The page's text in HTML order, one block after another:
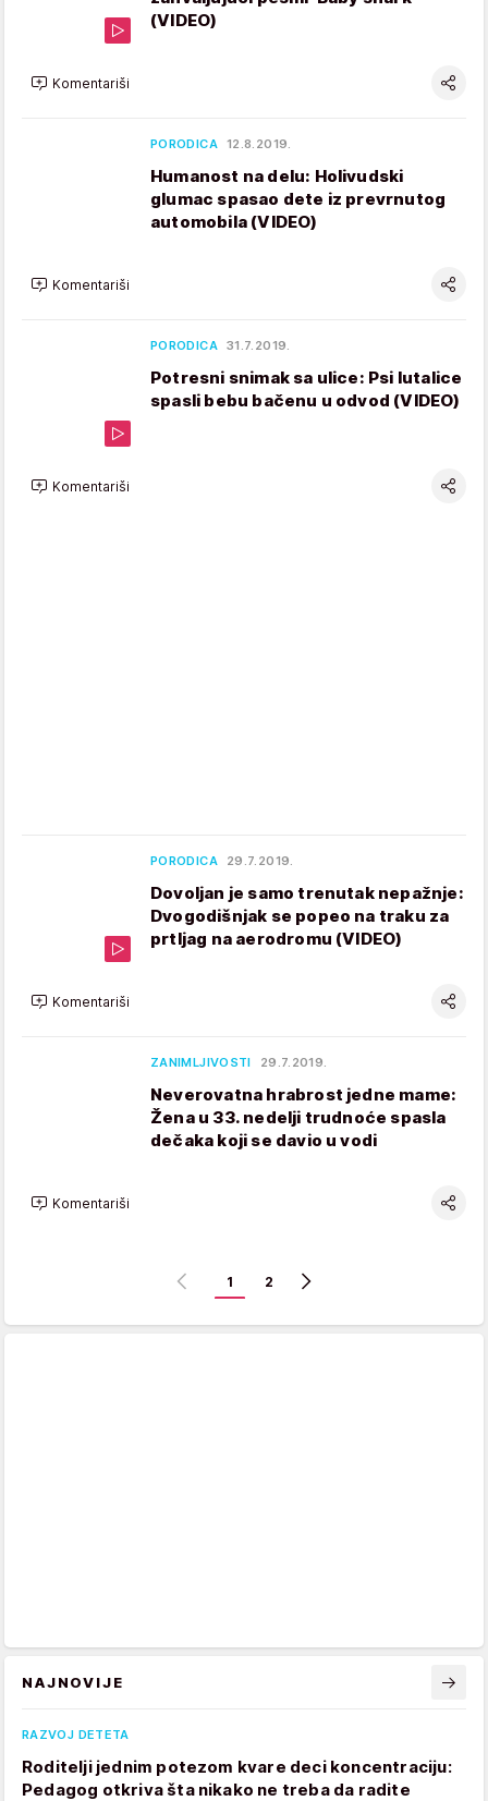
(VIDEO)
Komentariši
PORODICA 12.8.2019.
Humanost na delu: Holivudski
glumac spasao dete iz prevrnutog
automobila (VIDEO)
Komentariši
PORODICA 31.7.2019.
Potresni snimak sa ulice: Psi lutalice
spasli bebu bačenu u odvod (VIDEO)
Komentariši
PORODICA 29.7.2019.
Dovoljan je samo trenutak nepažnje:
Dvogodišnjak se popeo na traku za
prtljag na aerodromu (VIDEO)
Komentariši
ZANIMLJIVOSTI 29.7.2019.
Neverovatna hrabrost jedne mame:
Žena u 33. nedelji trudnoće spasla
dečaka koji se davio u vodi
Komentariši
1 2
NAJNOVIJE
RAZVOJ DETETA
Roditelji jednim potezom kvare deci koncentraciju:
Pedagog otkriva šta nikako ne treba da radite